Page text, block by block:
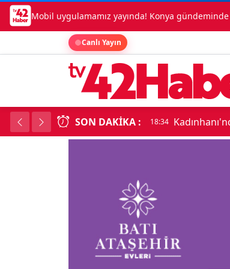
Mobil uygulamamız yayında! Konya
Canlı Yayın
SON DAKIKA : 18:34